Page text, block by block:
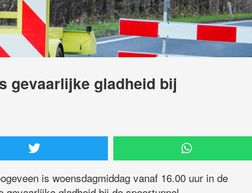
gevaarlijke gladheid bij
is woensdagmiddag vanaf 16.00 uur in de